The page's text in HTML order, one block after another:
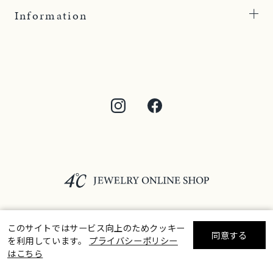
絞り込んで検索する
Information
©F.D.C.PRODUCTS INC.
このサイトではサービス向上のためクッキー
を利用しています。 プライバシーポリシー
はこちら
同意する